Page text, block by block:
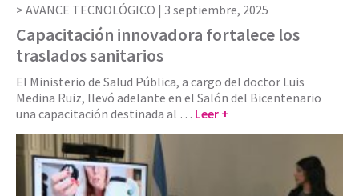
AVANCE TECNOLÓGICO | 3 septiembre, 2025
Capacitación innovadora fortalece los
traslados sanitarios
El Ministerio de Salud Pública, a cargo del doctor Luis
Medina Ruiz, llevó adelante en el Salón del Bicentenario
una capacitación destinada al … Leer +